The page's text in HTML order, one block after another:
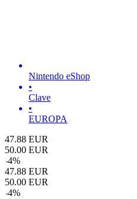
Nintendo eShop
•
Clave
•
EUROPA
47.88 EUR
50.00 EUR
-4%
47.88 EUR
50.00 EUR
-4%